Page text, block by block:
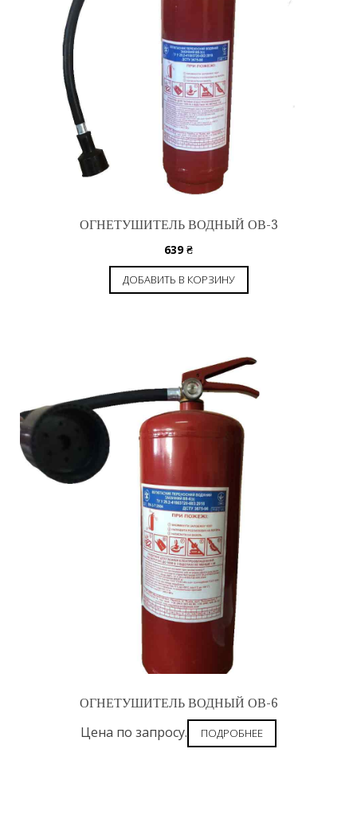
ОГНЕТУШИТЕЛЬ ВОДНЫЙ ОВ-3
639₴
ДОБАВИТЬ В КОРЗИНУ
ОГНЕТУШИТЕЛЬ ВОДНЫЙ ОВ-6
Цена по запросу. ПОДРОБНЕЕ